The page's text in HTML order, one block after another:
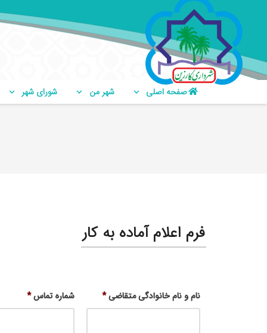
صفحه اصلی شهر من شورای شهر
فرم اعلام آماده به کار
نام و نام خانوادگی متقاضی* شماره تماس*